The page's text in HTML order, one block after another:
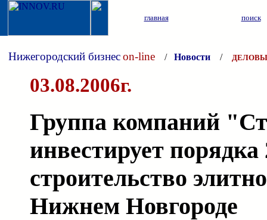
главная поиск
Нижегородский бизнесon-line / Новости /
03.08.2006г.
Группа компаний
инвестирует
строительство
Нижнем Новгороде